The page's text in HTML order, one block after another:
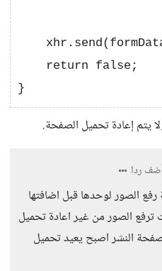
return false;
يتم إعادة تحميل الصفحة.
ردا
الصور لوحدها قبل اضافتها
ترفع الصور من غير اعادة تحميل
النشر اصبح يعيد تحميل